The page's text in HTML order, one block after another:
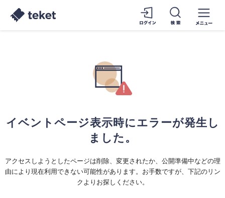
イベントページ表示時にエラーが発生し
ました。
アクセスしようとしたページは削除、変更されたか、公開準備中などの理
由により現在利用できない可能性があります。お手数ですが、下記のリン
クよりお探しください。